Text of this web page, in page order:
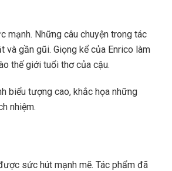
Những câu chuyện trong tác
gần gũi. Giọng kể của Enrico làm
thế giới tuổi thơ của cậu.
biểu tượng cao, khắc họa những
nhiệm.
sức hút mạnh mẽ. Tác phẩm đã